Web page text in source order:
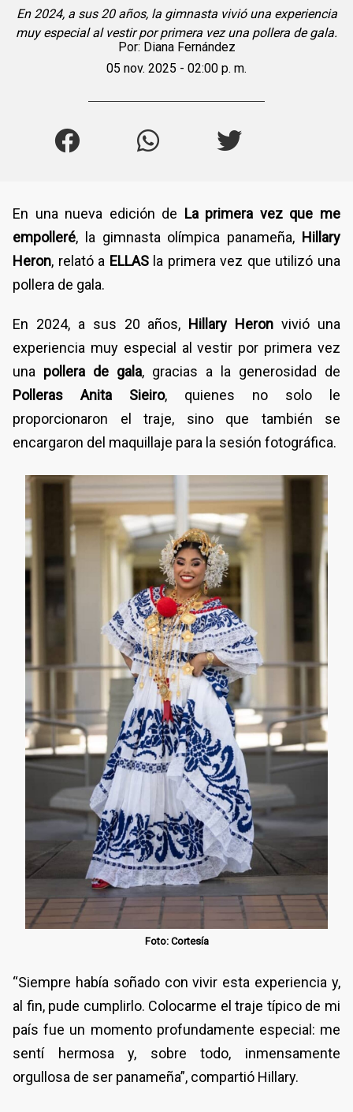
En 2024, a sus 20 años, la gimnasta vivió una experiencia
muy especial al vestir por primera vez una pollera de gala.
Por: Diana Fernández
05 nov. 2025 - 02:00 p. m.
En una nueva edición de La primera vez que me
empolleré, la gimnasta olímpica panameña, Hillary
Heron, relató a ELLAS la primera vez que utilizó una
pollera de gala.
En 2024, a sus 20 años, Hillary Heron vivió una
experiencia muy especial al vestir por primera vez
una pollera de gala, gracias a la generosidad de
Polleras Anita Sieiro, quienes no solo le
proporcionaron el traje, sino que también se
encargaron del maquillaje para la sesión fotográfica.
Foto: Cortesía
“Siempre había soñado con vivir esta experiencia y,
al fin, pude cumplirlo. Colocarme el traje típico de mi
país fue un momento profundamente especial: me
sentí hermosa y, sobre todo, inmensamente
orgullosa de ser panameña”, compartió Hillary.